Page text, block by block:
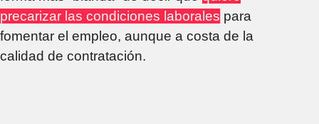
precarizar las condiciones laborales para
fomentar el empleo, aunque a costa de la
calidad de contratación.